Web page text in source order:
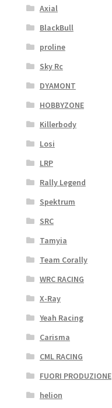
Axial
BlackBull
proline
Sky Rc
DYAMONT
HOBBYZONE
Killerbody
Losi
LRP
Rally Legend
Spektrum
SRC
Tamyia
Team Corally
WRC RACING
X-Ray
Yeah Racing
Carisma
CML RACING
FUORI PRODUZIONE
helion